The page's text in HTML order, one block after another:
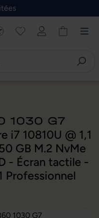
1030 G7
i7 10810U @ 1,1
GB M.2 NvMe
- Écran tactile -
Professionnel